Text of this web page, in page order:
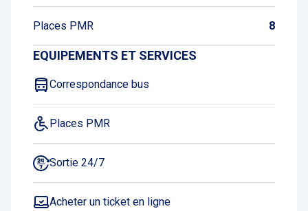
Places PMR 8
EQUIPEMENTS ET SERVICES
Correspondance bus
Places PMR
Sortie 24/7
Acheter un ticket en ligne